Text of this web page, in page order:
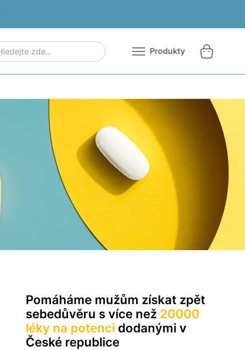
Produkty
Viagra Originál
Cialis Originál
Levitra Originál
Pomáháme mužům získat zpět
sebedůvěru s více než 20000
léky na potenci dodanými v
České republice